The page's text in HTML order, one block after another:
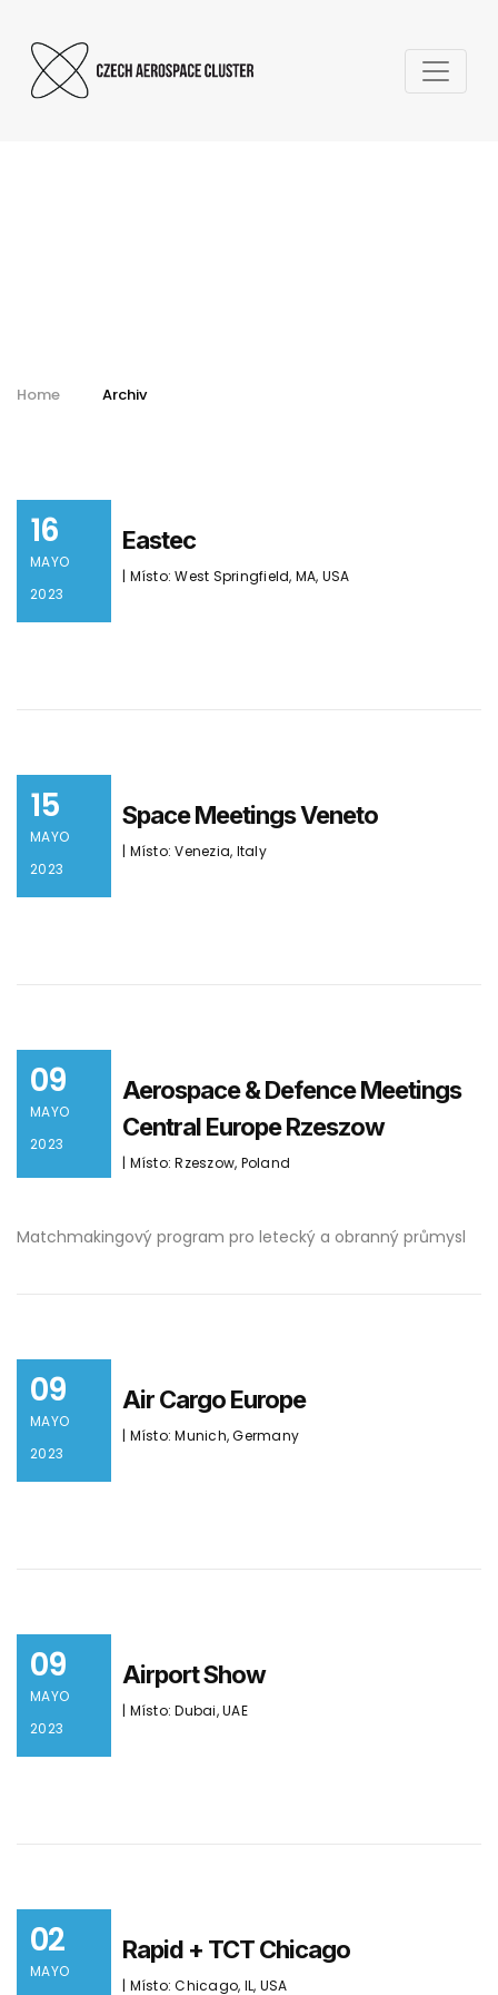
Home Archiv
16
MAYO
2023
Eastec
| Místo: West Springfield, MA, USA
15
MAYO
2023
Space Meetings Veneto
| Místo: Venezia, Italy
09
MAYO
2023
Aerospace & Defence Meetings
Central Europe Rzeszow
| Místo: Rzeszow, Poland
Matchmakingový program pro letecký a obranný průmysl
09
MAYO
2023
Air Cargo Europe
| Místo: Munich, Germany
09
MAYO
2023
Airport Show
| Místo: Dubai, UAE
02
MAYO
Rapid + TCT Chicago
| Místo: Chicago, IL, USA